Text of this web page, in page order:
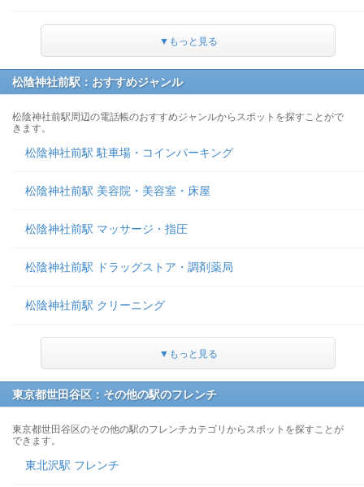
▼もっと見る
松陰神社前駅：おすすめジャンル
松陰神社前駅周辺の電話帳のおすすめジャンルからスポットを探すことがで
きます。
松陰神社前駅 駐車場・コインパーキング
松陰神社前駅 美容院・美容室・床屋
松陰神社前駅 マッサージ・指圧
松陰神社前駅 ドラッグストア・調剤薬局
松陰神社前駅 クリーニング
▼もっと見る
東京都世田谷区：その他の駅のフレンチ
東京都世田谷区のその他の駅のフレンチカテゴリからスポットを探すことが
できます。
東北沢駅 フレンチ